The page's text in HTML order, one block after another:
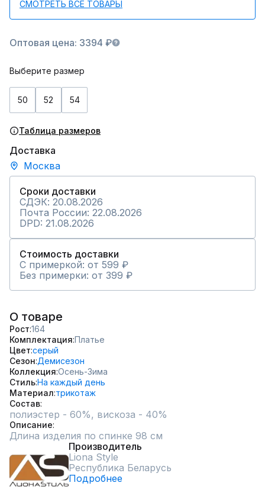
СМОТРЕТЬ ВСЕ ТОВАРЫ
Оптовая цена: 3394 ₽
Выберите размер
50 52 54
Таблица размеров
Доставка
Москва
Сроки доставки
СДЭК: 20.08.2026
Почта России: 22.08.2026
DPD: 21.08.2026
Стоимость доставки
С примеркой: от 599 ₽
Без примерки: от 399 ₽
О товаре
Рост 164
Комплектация Платье
Цвет серый
Сезон Демисезон
Коллекция Осень-Зима
СтильНа каждый день
Материал трикотаж
Состав
полиэстер - 60%, вискоза - 40%
Описание
Длина изделия по спинке 98 см
Производитель
Liona Style
Республика Беларусь
Подробнее